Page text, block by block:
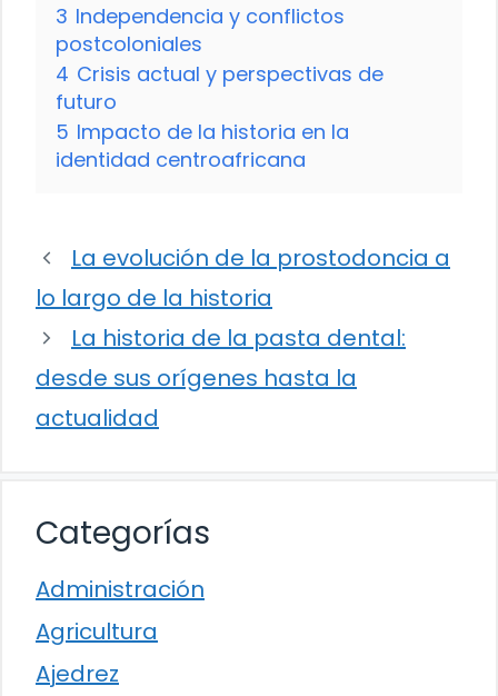
3 Independencia y conflictos
postcoloniales
4 Crisis actual y perspectivas de
futuro
5 Impacto de la historia en la
identidad centroafricana
La evolución de la prostodoncia a
lo largo de la historia
La historia de la pasta dental:
desde sus orígenes hasta la
actualidad
Categorías
Administración
Agricultura
Ajedrez